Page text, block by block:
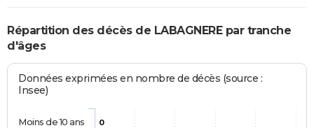
Répartition des décès de LABAGNERE par tranche
d'âges
Données exprimées en nombre de décès (source :
Insee)
0
Moins de 10 ans